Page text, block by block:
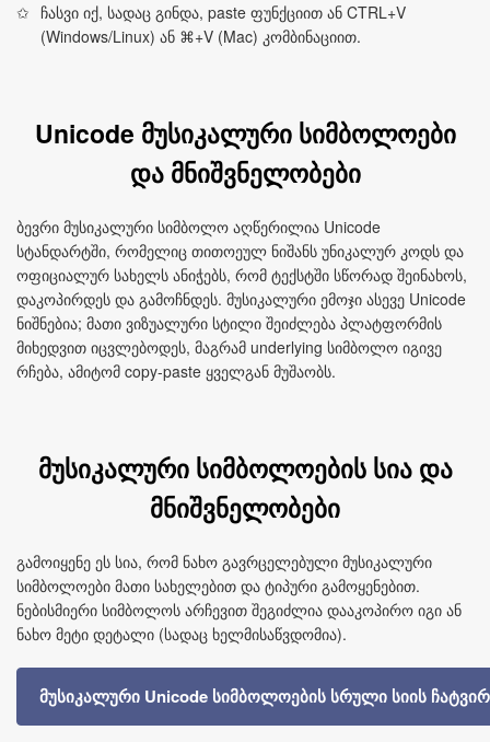
ჩასვი იქ, სადაც გინდა, paste ფუნქციით ან CTRL+V
(Windows/Linux) ან ⌘+V (Mac) კომბინაციით.
Unicode მუსიკალური სიმბოლოები
და მნიშვნელობები
ბევრი მუსიკალური სიმბოლო აღწერილია Unicode
სტანდარტში, რომელიც თითოეულ ნიშანს უნიკალურ კოდს და
ოფიციალურ სახელს ანიჭებს, რომ ტექსტში სწორად შეინახოს,
დაკოპირდეს და გამოჩნდეს. მუსიკალური ემოჯი ასევე Unicode
ნიშნებია; მათი ვიზუალური სტილი შეიძლება პლატფორმის
მიხედვით იცვლებოდეს, მაგრამ underlying სიმბოლო იგივე
რჩება, ამიტომ copy-paste ყველგან მუშაობს.
მუსიკალური სიმბოლოების სია და
მნიშვნელობები
გამოიყენე ეს სია, რომ ნახო გავრცელებული მუსიკალური
სიმბოლოები მათი სახელებით და ტიპური გამოყენებით.
ნებისმიერი სიმბოლოს არჩევით შეგიძლია დააკოპირო იგი ან
ნახო მეტი დეტალი (სადაც ხელმისაწვდომია).
მუსიკალური Unicode სიმბოლოების სრული სიის